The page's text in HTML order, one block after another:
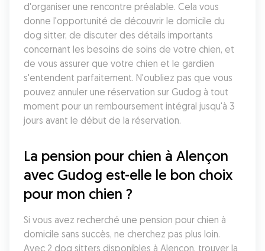
d'organiser une rencontre préalable. Cela vous
donne l'opportunité de découvrir le domicile du
dog sitter, de discuter des détails importants
concernant les besoins de soins de votre chien, et
de vous assurer que votre chien et le gardien
s'entendent parfaitement. N'oubliez pas que vous
pouvez annuler une réservation sur Gudog à tout
moment pour un remboursement intégral jusqu'à 3
jours avant le début de la réservation.
La pension pour chien à Alençon
avec Gudog est-elle le bon choix
pour mon chien ?
Si vous avez recherché une pension pour chien à
domicile sans succès, ne cherchez pas plus loin.
Avec 2 dog sitters disponibles à Alençon, trouver la